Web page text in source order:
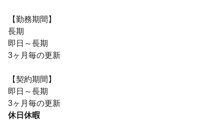
【勤務期間】
長期
即日～長期
3ヶ月毎の更新
【契約期間】
即日～長期
3ヶ月毎の更新
休日休暇